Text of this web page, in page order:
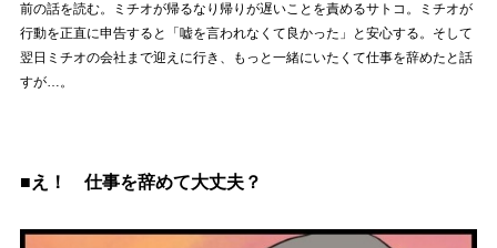
前の話を読む。ミチオが帰るなり帰りが遅いことを責めるサトコ。ミチオが
行動を正直に申告すると「嘘を言われなくて良かった」と安心する。そして
翌日ミチオの会社まで迎えに行き、もっと一緒にいたくて仕事を辞めたと話
すが…。
■え！ 仕事を辞めて大丈夫？